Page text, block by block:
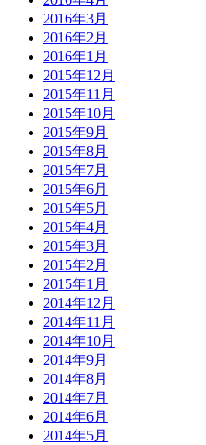
2016年3月
2016年2月
2016年1月
2015年12月
2015年11月
2015年10月
2015年9月
2015年8月
2015年7月
2015年6月
2015年5月
2015年4月
2015年3月
2015年2月
2015年1月
2014年12月
2014年11月
2014年10月
2014年9月
2014年8月
2014年7月
2014年6月
2014年5月